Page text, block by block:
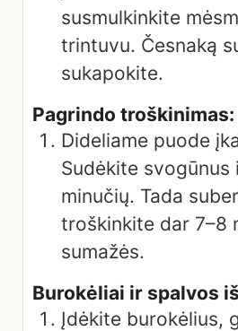
susmulkinkite
trintuvu. Česnaką
sukapokite.
Pagrindo troškinimas:
Dideliame puode
Sudėkite svogūnus
minučių. Tada
troškinkite dar 7–8
sumažės.
Burokėliai ir spalvos
Įdėkite burokėlius,